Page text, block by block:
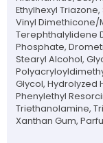
Ethylhexyl
Vinyl Dimethicone/
Terephthalylidene
Phosphate,
Stearyl Alcohol,
Glycol, Hydrolyzed
Phenylethyl
Triethanolamine,
Xanthan Gum,